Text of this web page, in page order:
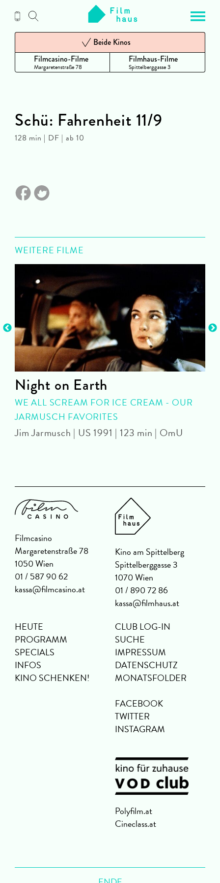
Inhalt
Filmcasino-Filme
Margaretenstraße 78
Beide Kinos
Filmhaus-Filme
Spittelberggasse 3
Schü: Fahrenheit 11/9
128 min | DF | ab 10
WEITERE FILME
Night on Earth
WE ALL SCREAM FOR ICE CREAM - OUR
JARMUSCH FAVORITES
Jim Jarmusch | US 1991 | 123 min | OmU
Filmcasino
Margaretenstraße 78
1050 Wien
01 / 587 90 62
kassa@filmcasino.at
Kino am Spittelberg
Spittelberggasse 3
1070 Wien
01 / 890 72 86
kassa@filmhaus.at
HEUTE
PROGRAMM
SPECIALS
INFOS
KINO SCHENKEN!
CLUB LOG-IN
SUCHE
IMPRESSUM
DATENSCHUTZ
MONATSFOLDER
FACEBOOK
TWITTER
INSTAGRAM
Polyfilm.at
Cineclass.at